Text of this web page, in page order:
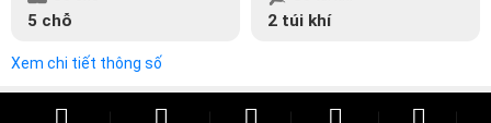
5 chỗ 2 túi khí
Xem chi tiết thông số